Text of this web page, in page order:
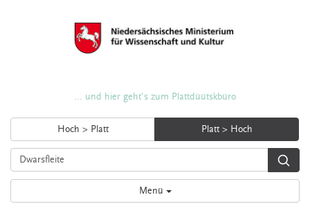
... und hier geht's zum Plattdüütskbüro
Hoch > Platt Platt > Hoch
Menü